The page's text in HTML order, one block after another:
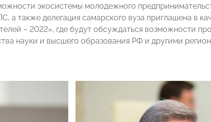
экосистемы молодежного
а также делегация самарского вуза приглашена в
– 2022», где будут обсуждаться возможности
науки и высшего образования РФ и другими